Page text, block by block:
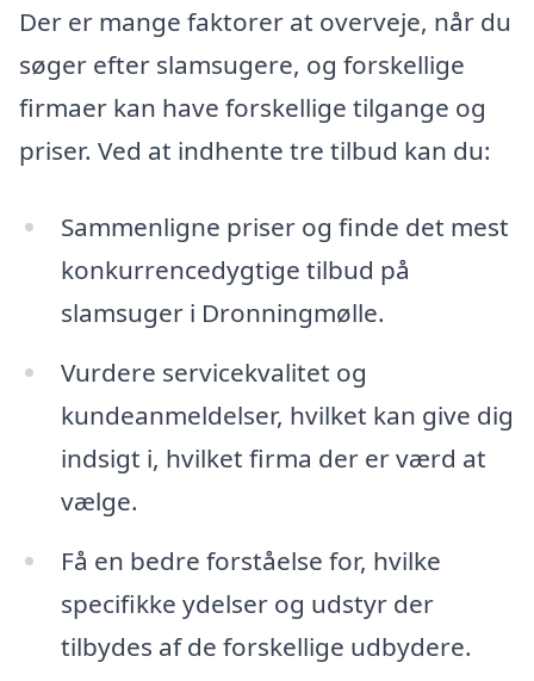
Der er mange faktorer at overveje, når du
søger efter slamsugere, og forskellige
firmaer kan have forskellige tilgange og
priser. Ved at indhente tre tilbud kan du:
Sammenligne priser og finde det mest
konkurrencedygtige tilbud på
slamsuger i Dronningmølle.
Vurdere servicekvalitet og
kundeanmeldelser, hvilket kan give dig
indsigt i, hvilket firma der er værd at
vælge.
Få en bedre forståelse for, hvilke
specifikke ydelser og udstyr der
tilbydes af de forskellige udbydere.